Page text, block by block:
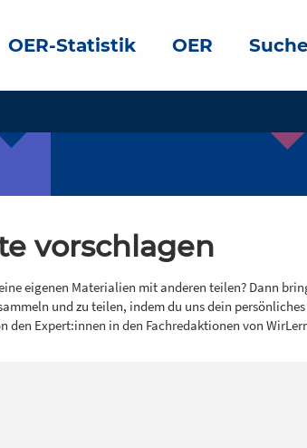
OER-Statistik OER Suche
vorschlagen
eigenen Materialien mit anderen teilen? Dann
und zu teilen, indem du uns dein
den Expert:innen in den Fachredaktionen von